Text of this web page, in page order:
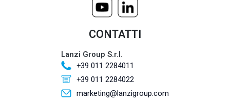
CONTATTI
Lanzi Group S.r.l.
+39 011 2284011
+39 011 2284022
marketing@lanzigroup.com